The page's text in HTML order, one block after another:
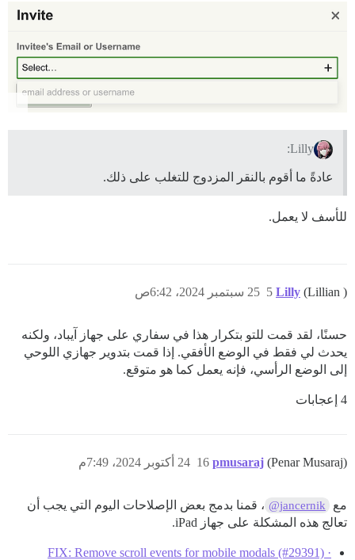
Lilly:
عادةً ما أقوم بالنقر المزدوج للتغلب على ذلك.
للأسف لا يعمل.
Lilly (Lillian ) 25 سبتمبر 2024، 6:42ص 5
حسنًا، لقد قمت للتو بتكرار هذا في سفاري على جهاز آيباد، ولكنه
يحدث لي فقط في الوضع الأفقي. إذا قمت بتدوير جهازي اللوحي
إلى الوضع الرأسي، فإنه يعمل كما هو متوقع.
4 إعجابات
pmusaraj (Penar Musaraj) 24 أكتوبر 2024، 7:49م 16
مع @jancernik ، قمنا بدمج بعض الإصلاحات اليوم التي يجب أن
تعالج هذه المشكلة على جهاز iPad.
FIX: Remove scroll events for mobile modals (#29391) ·